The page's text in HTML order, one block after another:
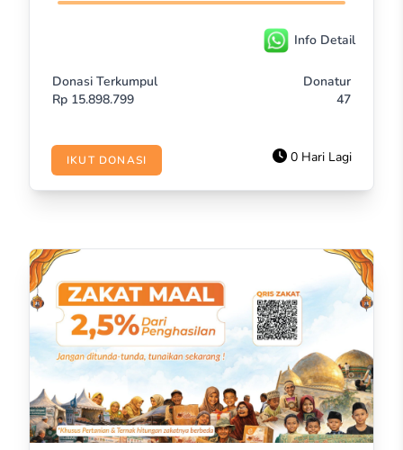
Info Detail
Donasi Terkumpul
Rp 15.898.799
Donatur
47
IKUT DONASI 0 Hari Lagi